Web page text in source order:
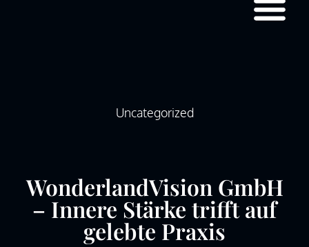
Uncategorized
WonderlandVision GmbH
– Innere Stärke trifft auf
gelebte Praxis